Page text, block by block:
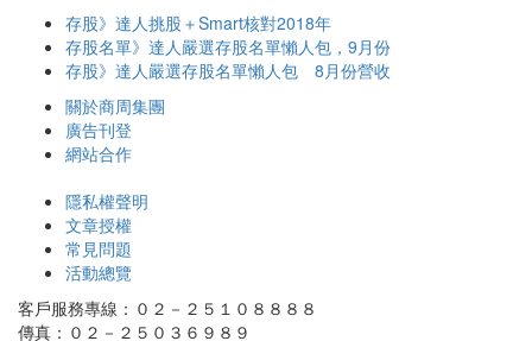
存股》達人挑股＋Smart核對2018年
存股名單》達人嚴選存股名單懶人包，9月份
存股》達人嚴選存股名單懶人包 8月份營收
關於商周集團
廣告刊登
網站合作
隱私權聲明
文章授權
常見問題
活動總覽
客戶服務專線：０２－２５１０８８８８
傳真：０２－２５０３６９８９